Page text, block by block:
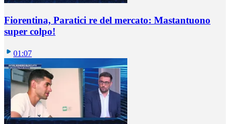
Fiorentina, Paratici re del mercato: Mastantuono
super colpo!
01:07